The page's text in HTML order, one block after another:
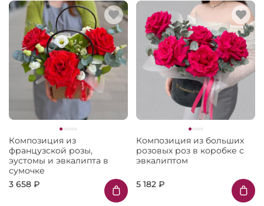
Композиция из
французской розы,
эустомы и эвкалипта в
сумочке
3 658 ₽
Композиция из больших
розовых роз в коробке с
эвкалиптом
5 182 ₽